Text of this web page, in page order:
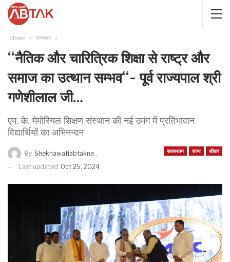
Home राजस्थान
‘‘नैतिक और चारित्रिक शिक्षा से राष्ट्र और
समाज का उत्थान सम्भव‘‘- पूर्व राज्यपाल श्री
गणेशीलाल जी…
एम. के. मेमोरियल शिक्षण संस्थान की नई उमंग में प्रतिभावान
विद्यार्थियों का अभिनन्दन
राजस्थान राज्य सीकर
By Shekhawatiabtaknews
Last updated Oct 25, 2024